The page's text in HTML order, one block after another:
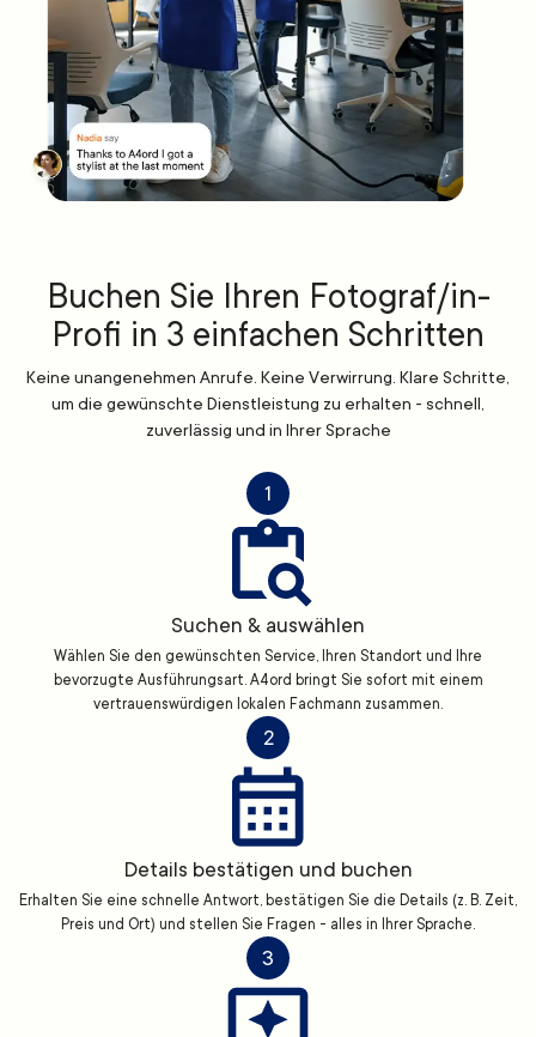
Buchen Sie Ihren Fotograf/in-
Profi in 3 einfachen Schritten
Keine unangenehmen Anrufe. Keine Verwirrung. Klare Schritte,
um die gewünschte Dienstleistung zu erhalten - schnell,
zuverlässig und in Ihrer Sprache
1
Suchen & auswählen
Wählen Sie den gewünschten Service, Ihren Standort und Ihre
bevorzugte Ausführungsart. A4ord bringt Sie sofort mit einem
vertrauenswürdigen lokalen Fachmann zusammen.
2
Details bestätigen und buchen
Erhalten Sie eine schnelle Antwort, bestätigen Sie die Details (z. B. Zeit,
Preis und Ort) und stellen Sie Fragen - alles in Ihrer Sprache.
3